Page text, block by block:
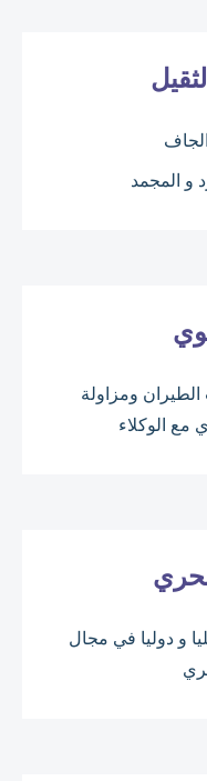
المجمد
ومزاولة
الوكلاء
و دوليا في مجال